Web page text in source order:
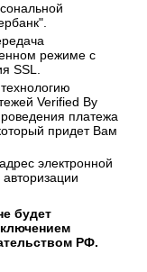
режиме с
SSL.
Verified By
платежа
придет Вам
электронной
будет
РФ.